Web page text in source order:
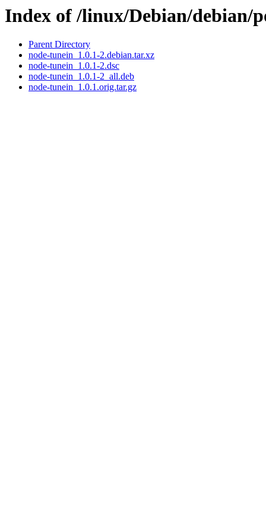
Index of /linux/Debian/debian/
Parent Directory
node-tunein_1.0.1-2.debian.tar.xz
node-tunein_1.0.1-2.dsc
node-tunein_1.0.1-2_all.deb
node-tunein_1.0.1.orig.tar.gz